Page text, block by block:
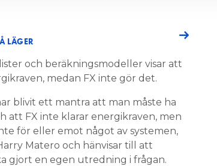
LÄGER
och beräkningsmodeller visar att
medan FX inte gör det.
blivit ett mantra att man måste ha
att FX inte klarar energikraven, men
för eller emot något av systemen,
Matero och hänvisar till att
gjort en egen utredning i frågan.